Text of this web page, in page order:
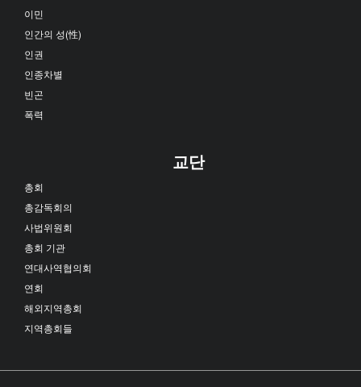
이민
인간의 성(性)
인권
인종차별
빈곤
폭력
교단
총회
총감독회의
사법위원회
총회 기관
연대사역협의회
연회
해외지역총회
지역총회들